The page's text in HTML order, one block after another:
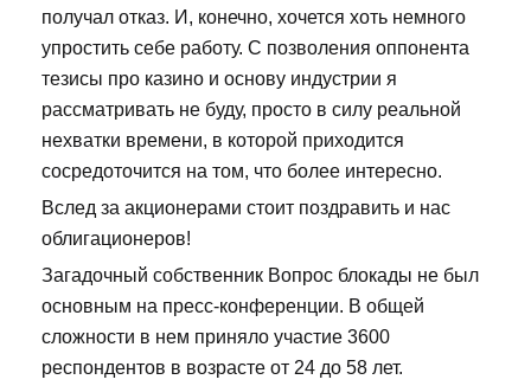
получал отказ. И, конечно, хочется хоть немного
упростить себе работу. С позволения оппонента
тезисы про казино и основу индустрии я
рассматривать не буду, просто в силу реальной
нехватки времени, в которой приходится
сосредоточится на том, что более интересно.
Вслед за акционерами стоит поздравить и нас
облигационеров!
Загадочный собственник Вопрос блокады не был
основным на пресс-конференции. В общей
сложности в нем приняло участие 3600
респондентов в возрасте от 24 до 58 лет.